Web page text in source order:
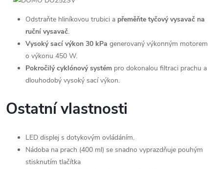
Odstraňte hliníkovou trubici a přeměňte tyčový vysavač na
ruční vysavač.
Vysoký sací výkon 30 kPa generovaný výkonným motorem
o výkonu 450 W.
Pokročilý cyklónový systém pro dokonalou filtraci prachu a
dlouhodobý vysoký sací výkon.
Ostatní vlastnosti
LED displej s dotykovým ovládáním.
Nádoba na prach (400 ml) se snadno vyprazdňuje pouhým
stisknutím tlačítka